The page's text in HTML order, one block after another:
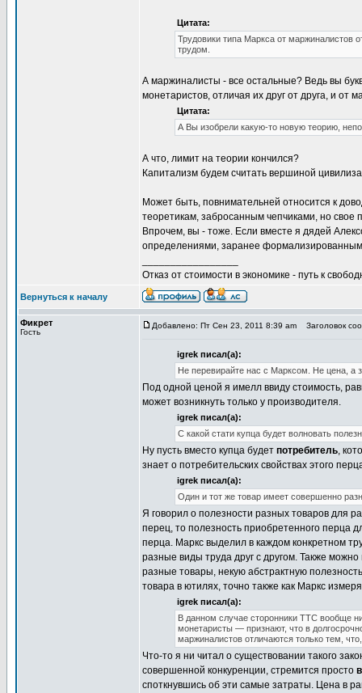
Цитата:
Трудовики типа Маркса от маржиналистов
трудом.
А маржиналисты - все остальные? Ведь вы
монетаристов, отличая их друг от друга, и от
Цитата:
А Вы изобрели какую-то новую теорию,
А что, лимит на теории кончился?
Капитализм будем считать вершиной
Может быть, повнимательней относится к
теоретикам, забросанным чепчиками, но свое
Впрочем, вы - тоже. Если вместе я дядей
определениями, заранее
Отказ от стоимости в экономике - путь к
Вернуться к началу
Фикрет
Гость
Добавлено: Пт Сен 23, 2011 8:39 am Заголовок
igrek писал(а):
Не перевирайте нас с Марксом. Не цена, а
Под одной ценой я имелл ввиду стоимость,
может возникнуть только у производителя.
igrek писал(а):
С какой стати купца будет волновать
Ну пусть вместо купца будет потребитель,
знает о потребительских свойствах этого
igrek писал(а):
Один и тот же товар имеет совершенно
Я говорил о полезности разных товаров для
перец, то полезность приобретенного перца
перца. Маркс выделил в каждом конкретном
разные виды труда друг с другом. Также
разные товары, некую абстрактную
товара в ютилях, точно также как Маркс
igrek писал(а):
В данном случае сторонники ТТС вообще
монетаристы — признают, что в
маржиналистов отличаются только тем,
Что-то я ни читал о существовании такого
совершенной конкуренции, стремится просто
споткнувшись об эти самые затраты. Цена в